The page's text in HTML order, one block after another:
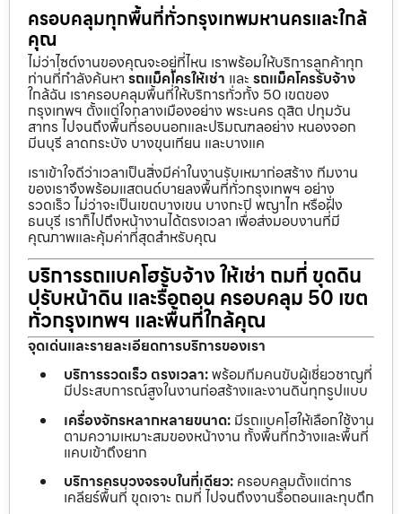
ครอบคลุมทุกพื้นที่ทั่วกรุงเทพมหานครและใกล้
คุณ
ไม่ว่าไซต์งานของคุณจะอยู่ที่ไหน เราพร้อมให้บริการลูกค้าทุก
ท่านที่กำลังค้นหา รถแม็คโครให้เช่า และ รถแม็คโครรับจ้าง
ใกล้ฉัน เราครอบคลุมพื้นที่ให้บริการทั่วทั้ง 50 เขตของ
กรุงเทพฯ ตั้งแต่ใจกลางเมืองอย่าง พระนคร ดุสิต ปทุมวัน
สาทร ไปจนถึงพื้นที่รอบนอกและปริมณฑลอย่าง หนองจอก
มีนบุรี ลาดกระบัง บางขุนเทียน และบางแค
เราเข้าใจดีว่าเวลาเป็นสิ่งมีค่าในงานรับเหมาก่อสร้าง ทีมงาน
ของเราจึงพร้อมแสตนด์บายลงพื้นที่ทั่วกรุงเทพฯ อย่าง
รวดเร็ว ไม่ว่าจะเป็นเขตบางเขน บางกะปิ พญาไท หรือฝั่ง
ธนบุรี เราก็ไปถึงหน้างานได้ตรงเวลา เพื่อส่งมอบงานที่มี
คุณภาพและคุ้มค่าที่สุดสำหรับคุณ
บริการรถแบคโฮรับจ้าง ให้เช่า ถมที่ ขุดดิน
ปรับหน้าดิน และรื้อถอน ครอบคลุม 50 เขต
ทั่วกรุงเทพฯ และพื้นที่ใกล้คุณ
จุดเด่นและรายละเอียดการบริการของเรา
บริการรวดเร็ว ตรงเวลา:พร้อมทีมคนขับผู้เชี่ยวชาญที่
มีประสบการณ์สูงในงานก่อสร้างและงานดินทุกรูปแบบ
เครื่องจักรหลากหลายขนาด: มีรถแบคโฮให้เลือกใช้งาน
ตามความเหมาะสมของหน้างาน ทั้งพื้นที่กว้างและพื้นที่
แคบเข้าถึงยาก
บริการครบวงจรจบในที่เดียว: ครอบคลุมตั้งแต่การ
เคลียร์พื้นที่ ขุดเจาะ ถมที่ ไปจนถึงงานรื้อถอนและทุบตึก